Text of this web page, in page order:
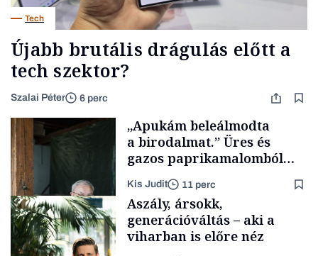
Tech
Újabb brutális drágulás előtt a
tech szektor?
Szalai Péter 6 perc
„Apukám beleálmodta
a birodalmat.” Üres és
gazos paprikamalomból
lett az igazi családi
fűszersztori
Kis Judit 11 perc
Aszály, ársokk,
generációváltás – aki a
viharban is előre néz